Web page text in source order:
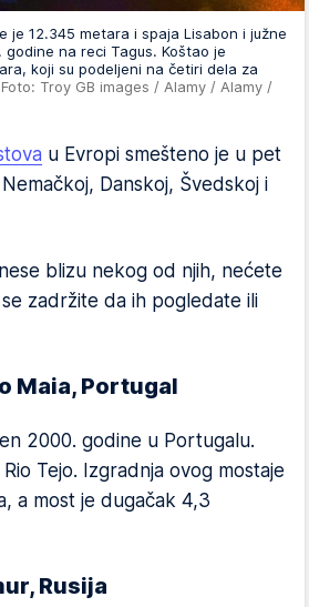
je 12.345 metara i spaja Lisabon i južne
na reci Tagus. Koštao je
koji su podeljeni na četiri dela za
Foto: Troy GB images / Alamy / Alamy /
u Evropi smešteno je u pet
Danskoj, Švedskoj i
blizu nekog od njih, nećete
zadržite da ih pogledate ili
Maia, Portugal
2000. godine u Portugalu.
Tejo. Izgradnja ovog mostaje
a most je dugačak 4,3
Rusija